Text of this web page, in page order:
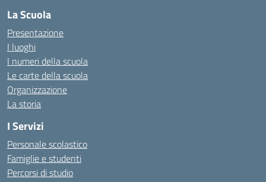
La Scuola
Presentazione
I luoghi
I numeri della scuola
Le carte della scuola
Organizzazione
La storia
I Servizi
Personale scolastico
Famiglie e studenti
Percorsi di studio